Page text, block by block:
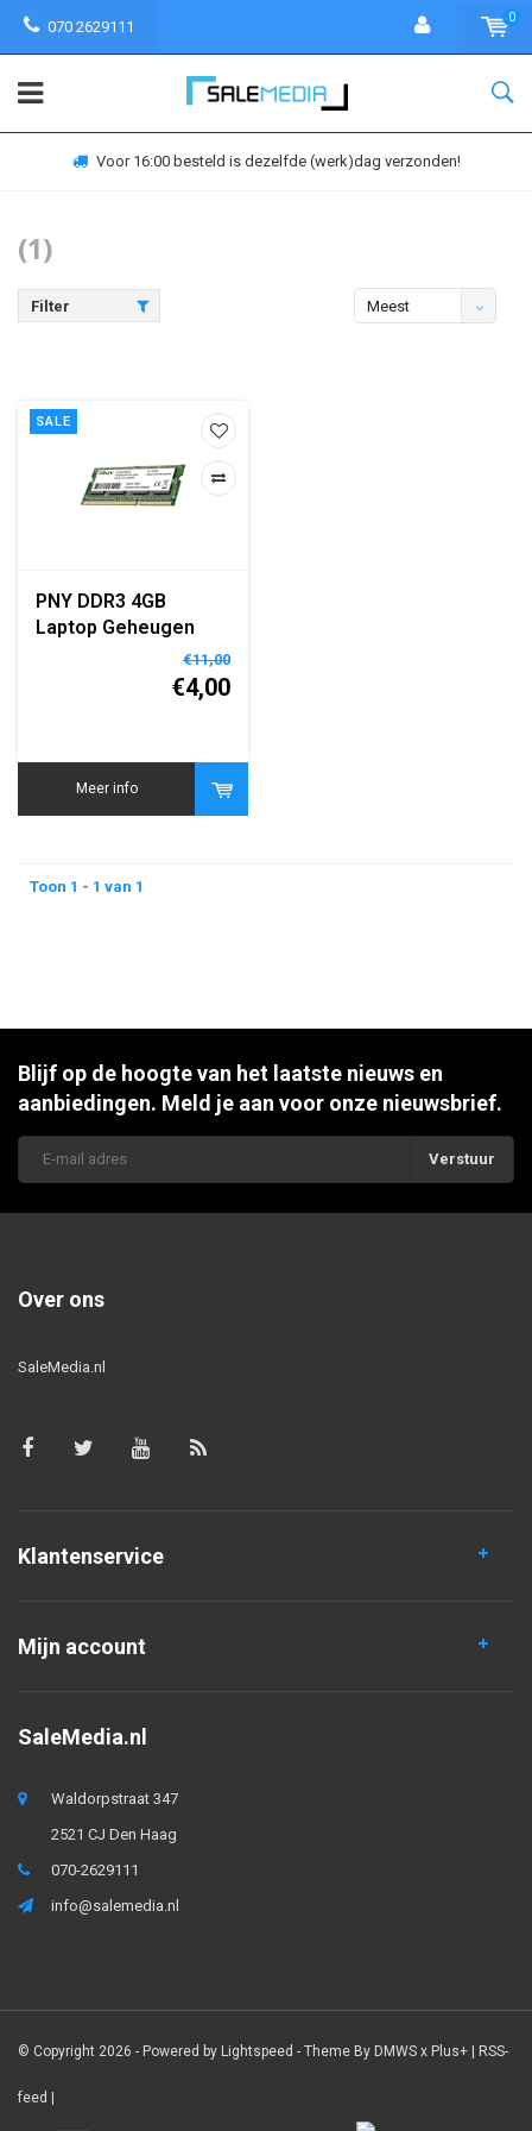
070 2629111
0
Voor 16:00 besteld is dezelfde (werk)dag verzonden!
(1)
Filter
Meest
SALE
PNY DDR3 4GB
Laptop Geheugen
€11,00
€4,00
Meer info
Toon 1 - 1 van 1
Blijf op de hoogte van het laatste nieuws en
aanbiedingen. Meld je aan voor onze nieuwsbrief.
Verstuur
Over ons
SaleMedia.nl
Klantenservice
Mijn account
SaleMedia.nl
Waldorpstraat 347
2521 CJ Den Haag
070-2629111
info@salemedia.nl
© Copyright 2026 - Powered by Lightspeed - Theme By DMWS x Plus+ | RSS-
feed |